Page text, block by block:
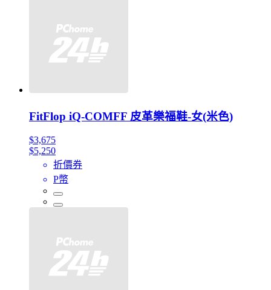
FitFlop iQ-COMFF 皮革樂福鞋-女(米色)
$3,675
$5,250
折價券
P幣